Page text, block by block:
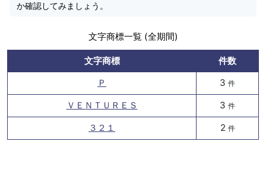
か確認してみましょう。
文字商標一覧 (全期間)
文字商標
件数
Ｐ
3 件
ＶＥＮＴＵＲＥＳ 3 件
３２１ 2 件